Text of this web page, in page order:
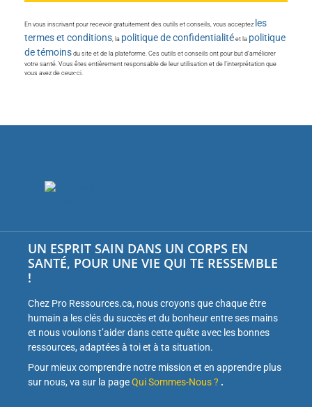
En vous inscrivant pour recevoir gratuitement des outils et conseils, vous acceptez les
termes et conditions , la politique de confidentialité et la politique
de témoins du site et de la plateforme. Ces outils et conseils ont pour but d’améliorer
votre santé. Vous êtes entièrement responsable de leur utilisation et de l’interprétation que
vous avez de ceux-ci.
UN ESPRIT SAIN DANS UN CORPS EN
SANTÉ, POUR UNE VIE QUI TE RESSEMBLE
!
Chez Pro Ressources.ca, nous croyons que chaque être
humain a les clés du succès et du bonheur entre ses mains
et nous voulons t’aider dans cette quête avec les bonnes
ressources, adaptées à toi et à ta situation.
Pour mieux comprendre notre mission et en apprendre plus
sur nous, va sur la pageQui Sommes-Nous ? .